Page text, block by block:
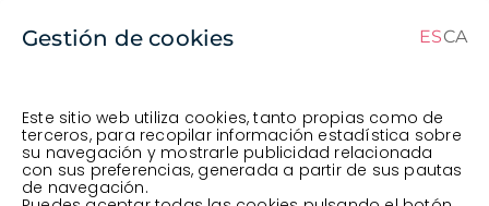
CAES
Pedido en curso (Previsto para el dia) ·
Transportista
Ver Pedido
COMPLEMENTOS
CELOFANES / ROLLOS
Gestión de cookies ESCA
Este sitio web utiliza cookies, tanto propias como de
terceros, para recopilar información estadística sobre
su navegación y mostrarle publicidad relacionada
con sus preferencias, generada a partir de sus pautas
de navegación.